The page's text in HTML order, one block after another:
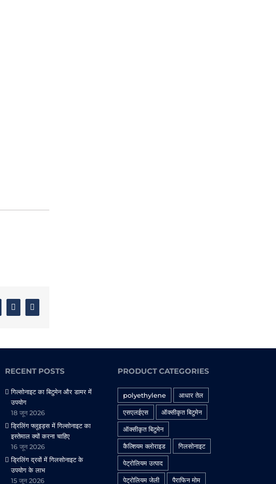
LinkedinGoogle+
RECENT POSTS
गिल्सोनाइट का बिटुमेन और डामर में
उपयोग
18 जून 2026
ड्रिलिंग फ्लूइड्स में गिल्सोनाइट का
इस्तेमाल क्यों करना चाहिए
16 जून 2026
ड्रिलिंग द्रवों में गिलसोनाइट के
उपयोग के लाभ
15 जून 2026
PRODUCT CATEGORIES
polyethylene आधार तेल
एसएलईएस ऑक्सीकृत बिटुमेन
ऑक्सीकृत बिटुमेन
कैल्शियम क्लोराइड गिलसोनाइट
पेट्रोलियम उत्पाद
पेट्रोलियम जेली पैराफिन मोम